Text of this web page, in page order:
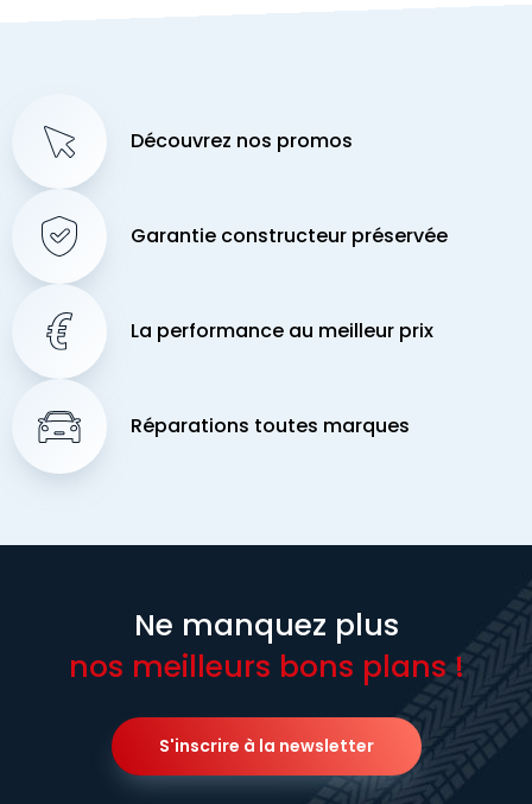
Découvrez nos promos
Garantie constructeur préservée
La performance au meilleur prix
Réparations toutes marques
Ne manquez plus
nos meilleurs bons plans !
S'inscrire à la newsletter